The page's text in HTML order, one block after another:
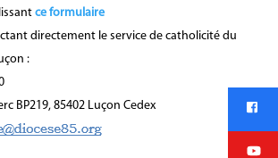
ce formulaire
directement le service de catholicité du
:
BP219, 85402 Luçon Cedex